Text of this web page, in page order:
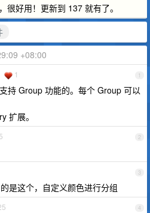
很好用！更新到 137 就有了。
+08:00
1
1
持 Group 功能的。每个 Group 可以
扩展。
2
3
是这个，自定义颜色进行分组
4